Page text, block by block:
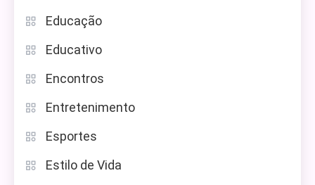
Educação
Educativo
Encontros
Entretenimento
Esportes
Estilo de Vida